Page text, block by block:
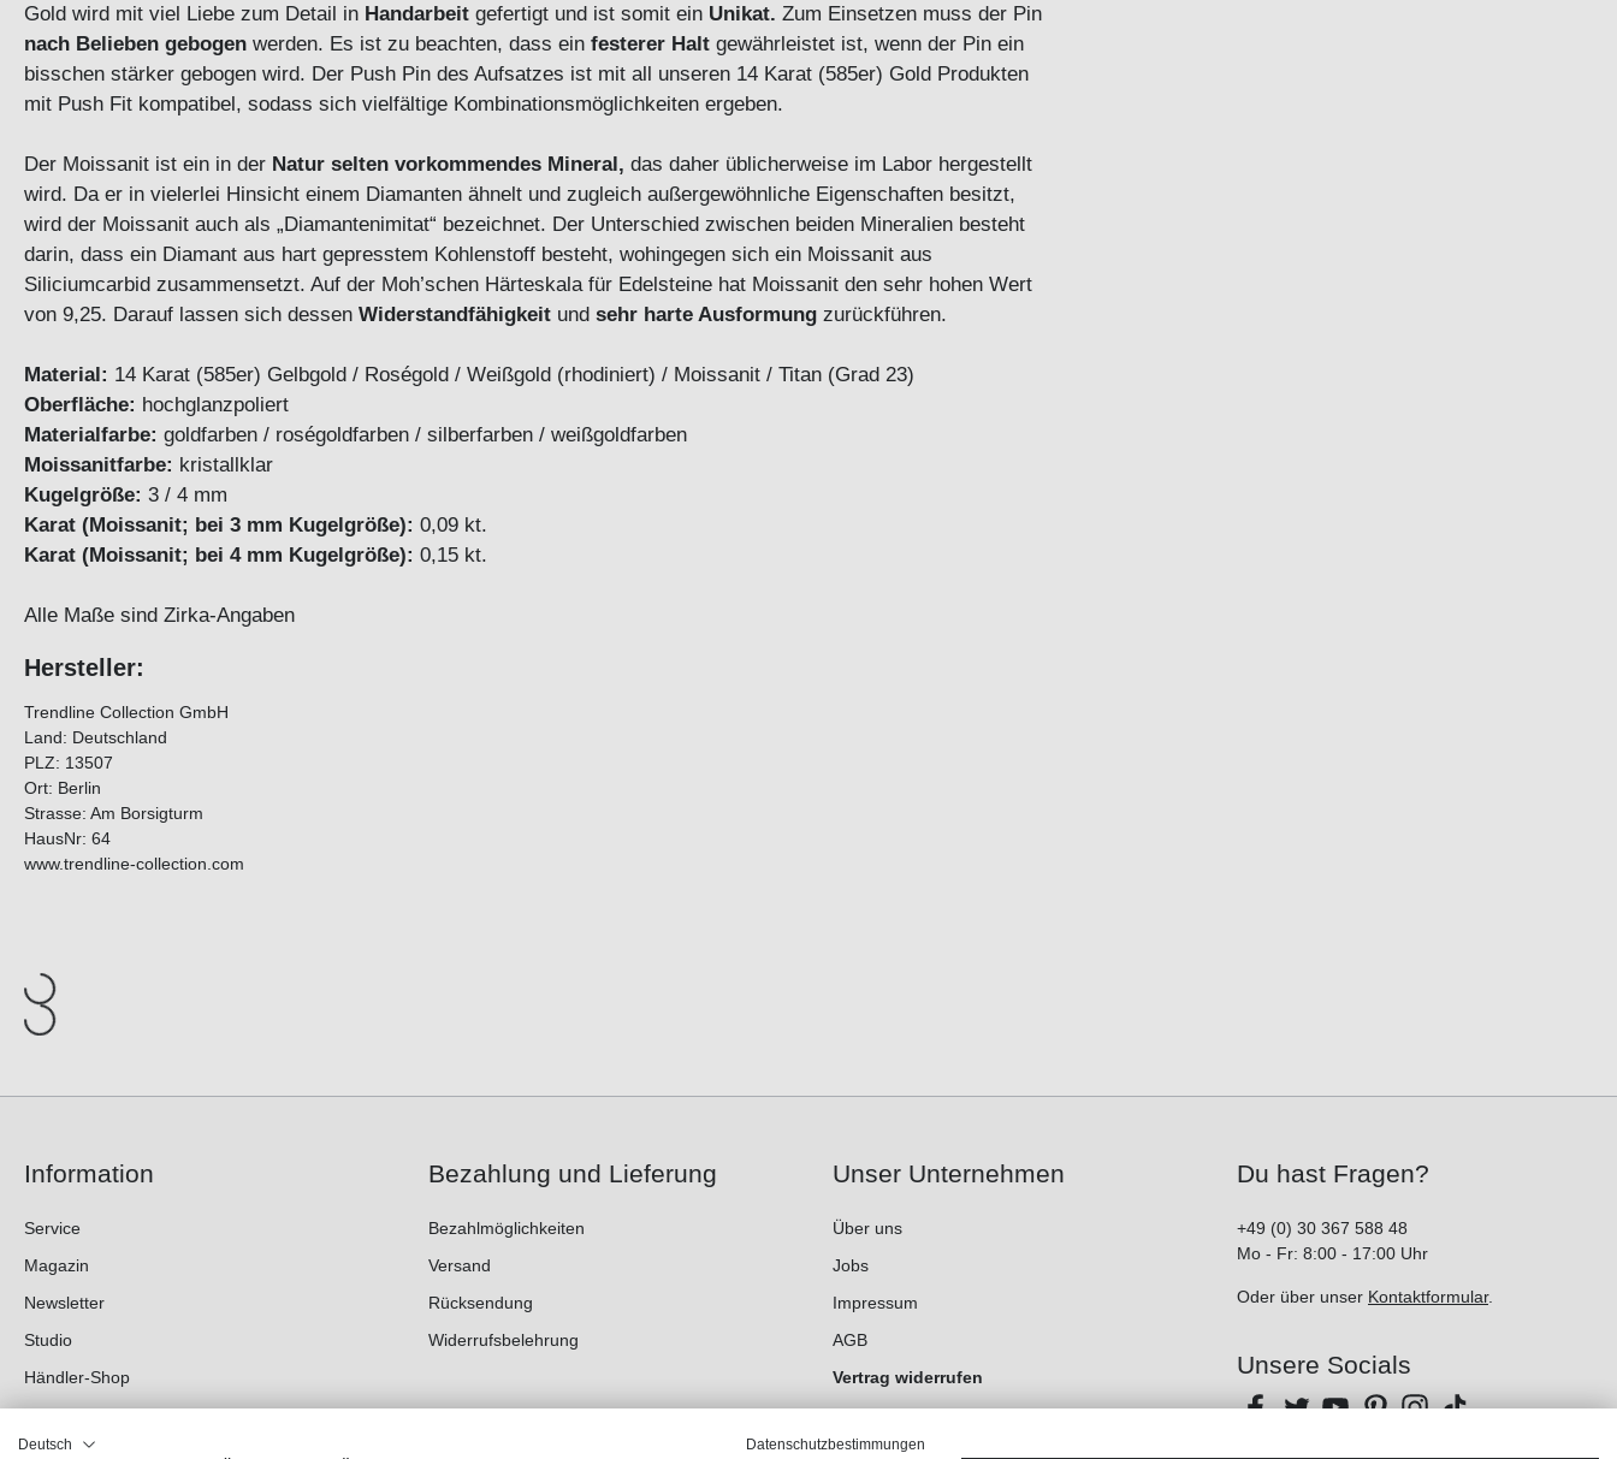
Gold wird mit viel Liebe zum Detail in Handarbeit gefertigt und ist somit ein Unikat. Zum Einsetzen muss der Pin
nach Belieben gebogen werden. Es ist zu beachten, dass ein festerer Halt gewährleistet ist, wenn der Pin ein
bisschen stärker gebogen wird. Der Push Pin des Aufsatzes ist mit all unseren 14 Karat (585er) Gold Produkten
mit Push Fit kompatibel, sodass sich vielfältige Kombinationsmöglichkeiten ergeben.
Der Moissanit ist ein in der Natur selten vorkommendes Mineral, das daher üblicherweise im Labor hergestellt
wird. Da er in vielerlei Hinsicht einem Diamanten ähnelt und zugleich außergewöhnliche Eigenschaften besitzt,
wird der Moissanit auch als „Diamantenimitat“ bezeichnet. Der Unterschied zwischen beiden Mineralien besteht
darin, dass ein Diamant aus hart gepresstem Kohlenstoff besteht, wohingegen sich ein Moissanit aus
Siliciumcarbid zusammensetzt. Auf der Moh’schen Härteskala für Edelsteine hat Moissanit den sehr hohen Wert
von 9,25. Darauf lassen sich dessen Widerstandfähigkeit und sehr harte Ausformung zurückführen.
Material: 14 Karat (585er) Gelbgold / Roségold / Weißgold (rhodiniert) / Moissanit / Titan (Grad 23)
Oberfläche: hochglanzpoliert
Materialfarbe: goldfarben / roségoldfarben / silberfarben / weißgoldfarben
Moissanitfarbe: kristallklar
Kugelgröße: 3 / 4 mm
Karat (Moissanit; bei 3 mm Kugelgröße): 0,09 kt.
Karat (Moissanit; bei 4 mm Kugelgröße): 0,15 kt.
Alle Maße sind Zirka-Angaben
Hersteller:
Trendline Collection GmbH
Land: Deutschland
PLZ: 13507
Ort: Berlin
Strasse: Am Borsigturm
HausNr: 64
www.trendline-collection.com
Information
Service
Magazin
Newsletter
Studio
Händler-Shop
Bezahlung und Lieferung
Bezahlmöglichkeiten
Versand
Rücksendung
Widerrufsbelehrung
Unser Unternehmen
Über uns
Jobs
Impressum
AGB
Vertrag widerrufen
Datenschutz
Cookie-Einstellungen
Du hast Fragen?
+49 (0) 30 367 588 48
Mo - Fr: 8:00 - 17:00 Uhr
Oder über unser Kontaktformular.
Unsere Socials
Deutsch Datenschutzbestimmungen